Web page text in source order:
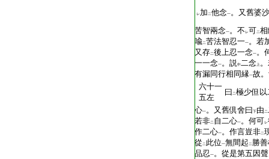
レ加 二他念一。又舊婆沙
苦智兩念一。不 レ可二
喩二苦法智忍一一。若
又存二後上忍一念一。
一一念一。説中二念 上
有漏同行相同縁一故
六十一
五左
曰 二極少但以
心一。又舊倶舍曰下由 二
若非二 自二心一。何可レ
作二心一。作言豈非二
從 二 此位一無間起 二 勝
品忍一。從是第五因